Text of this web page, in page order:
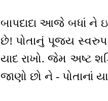
બાપદાદા આજે બધાં ને
છે! પોતાનું પૂજ્ય સ્વરુપ
યાદ રાખો. જેમ અષ્ટ
જાણો છો ને - પોતાનાં